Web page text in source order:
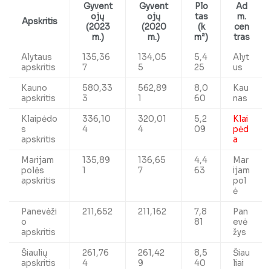
Apskritis
Gyvent
ojų
(2023
m.)
Gyvent
ojų
(2020
m.)
Plo
tas
(k
m²)
Ad
m.
cen
tras
Alytaus
apskritis
135,36
7
134,05
5
5,4
25
Alyt
us
Kauno
apskritis
580,33
3
562,89
1
8,0
60
Kau
nas
Klaipėdo
s
apskritis
336,10
4
320,01
4
5,2
09
Klai
pėd
a
Marijam
polės
apskritis
135,89
1
136,65
7
4,4
63
Mar
ijam
pol
ė
Panevėži
o
apskritis
211,652 211,162
7,8
81
Pan
evė
žys
Šiaulių
apskritis
261,76
4
261,42
9
8,5
40
Šiau
liai